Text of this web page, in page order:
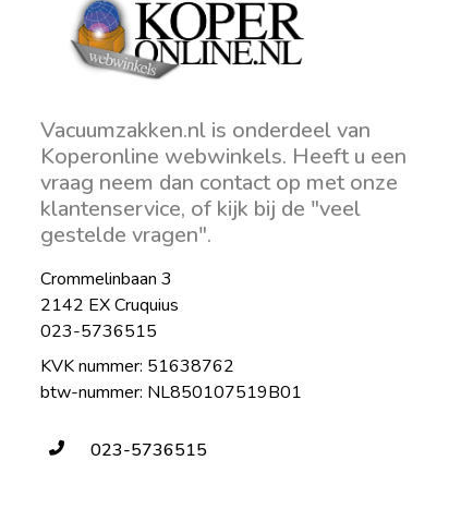
Vacuumzakken.nl is onderdeel van
Koperonline webwinkels. Heeft u een
vraag neem dan contact op met onze
klantenservice, of kijk bij de "veel
gestelde vragen".
Crommelinbaan 3
2142 EX Cruquius
023-5736515
KVK nummer: 51638762
btw-nummer: NL850107519B01
023-5736515